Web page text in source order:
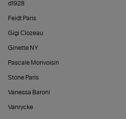
d1928
Feidt Paris
Gigi Clozeau
Ginette NY
Pascale Monvoisin
Stone Paris
Vanessa Baroni
Vanrycke